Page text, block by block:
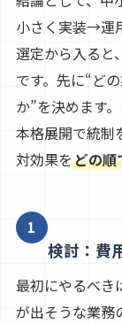
小さく実装→運
選定から入ると
です。先に“ど
か”を決めます
本格展開で統制
対効果をどの順
1
検討：費
最初にやるべき
が出そうな業務